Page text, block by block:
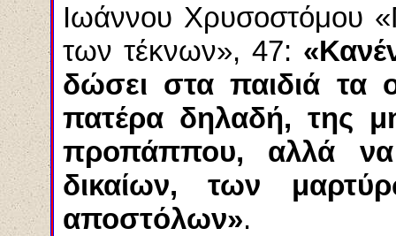
Ιωάννου Χρυσοστόμου
των τέκνων», 47:
δώσει στα παιδιά τα
πατέρα δηλαδή, της
προπάππου, αλλά να
δικαίων, των
αποστόλων».